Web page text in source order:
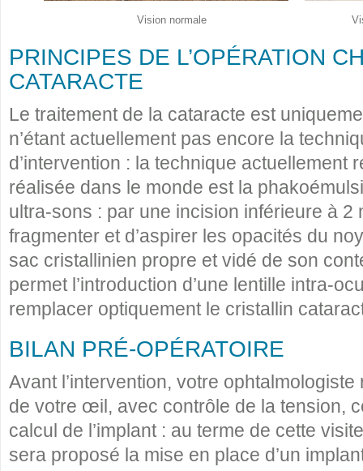
Vision normale
PRINCIPES DE L’OPÉRATION
CATARACTE
Le traitement de la cataracte est
n’étant actuellement pas encore la
d’intervention : la technique actuellement
réalisée dans le monde est la
ultra-sons : par une incision inférieure à 2
fragmenter et d’aspirer les opacités du
sac cristallinien propre et vidé de son
permet l’introduction d’une lentille intra-
remplacer optiquement le cristallin
BILAN PRÉ-OPÉRATOIRE
Avant l’intervention, votre
de votre œil, avec contrôle de la tension,
calcul de l’implant : au terme de cette
sera proposé la mise en place d’un